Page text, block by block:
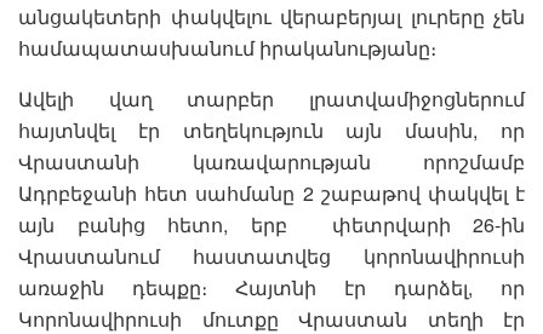
անցակետերի փակվելու վերաբերյալ լուրերը չեն
համապատասխանում իրականությանը։
Ավելի վաղ տարբեր լրատվամիջոցներում
հայտնվել էր տեղեկություն այն մասին, որ
Վրաստանի կառավարության որոշմամբ
Ադրբեջանի հետ սահմանը 2 շաբաթով փակվել է
այն բանից հետո, երբ փետրվարի 26-ին
Վրաստանում հաստատվեց կորոնավիրուսի
առաջին դեպքը։ Հայտնի էր դարձել, որ
Կորոնավիրուսի մուտքը Վրաստան տեղի էր